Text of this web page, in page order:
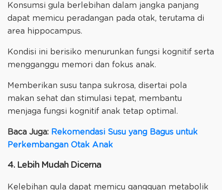
Konsumsi gula berlebihan dalam jangka panjang
dapat memicu peradangan pada otak, terutama di
area hippocampus.
Kondisi ini berisiko menurunkan fungsi kognitif serta
mengganggu memori dan fokus anak.
Memberikan susu tanpa sukrosa, disertai pola
makan sehat dan stimulasi tepat, membantu
menjaga fungsi kognitif anak tetap optimal.
Baca Juga: Rekomendasi Susu yang Bagus untuk
Perkembangan Otak Anak
4. Lebih Mudah Dicerna
Kelebihan gula dapat memicu gangguan metabolik